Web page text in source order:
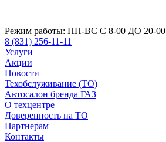
Режим работы: ПН-ВС С 8-00 ДО 20-00
8 (831) 256-11-11
Услуги
Акции
Новости
Техобслуживание (ТО)
Автосалон бренда ГАЗ
О техцентре
Доверенность на ТО
Партнерам
Контакты